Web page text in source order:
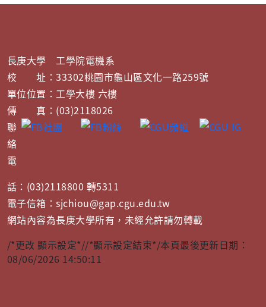
長庚大學 工學院電機系
校 址：33302桃園市龜山區文化一路259號
單位位置：工學大樓 六樓
傳 真：(03)2118026
聯
絡
電
話：(03)2118800 轉5311
電子信箱：sjchiou@gap.cgu.edu.tw
網站內容為長庚大學所有，未經允許請勿轉載
/*更改 顯示設定*//*顯示設定結束*/本頁最後更新日期：
08/06/2026 14:50:11